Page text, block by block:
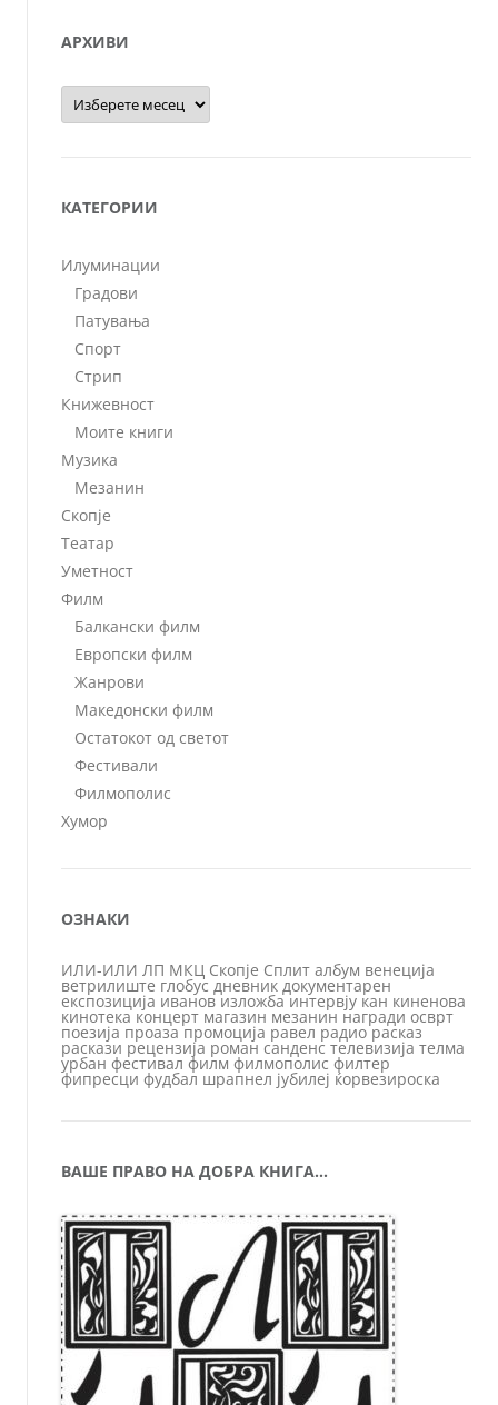
АРХИВИ
Архиви
КАТЕГОРИИ
Илуминации
Градови
Патувања
Спорт
Стрип
Книжевност
Моите книги
Музика
Мезанин
Скопје
Театар
Уметност
Филм
Балкански филм
Европски филм
Жанрови
Македонски филм
Остатокот од светот
Фестивали
Филмополис
Хумор
ОЗНАКИ
ИЛИ-ИЛИ ЛП МКЦ Скопје Сплит албум венеција
ветрилиште глобус дневник документарен
експозиција иванов изложба интервју кан киненова
кинотека концерт магазин мезанин награди осврт
поезија проаза промоција равел радио расказ
раскази рецензија роман санденс телевизија телма
урбан фестивал филм филмополис филтер
фипресци фудбал шрапнел јубилеј ќорвезироска
ВАШЕ ПРАВО НА ДОБРА КНИГА…